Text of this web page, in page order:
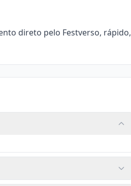
direto pelo Festverso, rápido,